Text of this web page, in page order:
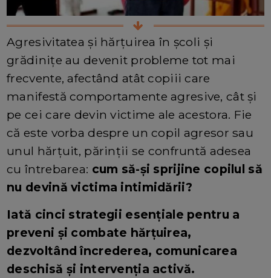
Agresivitatea și hărțuirea în școli și
grădinițe au devenit probleme tot mai
frecvente, afectând atât copiii care
manifestă comportamente agresive, cât și
pe cei care devin victime ale acestora. Fie
că este vorba despre un copil agresor sau
unul hărțuit, părinții se confruntă adesea
cu întrebarea: cum să-și sprijine copilul să
nu devină victima intimidării?
Iată cinci strategii esențiale pentru a
preveni și combate hărțuirea,
dezvoltând încrederea, comunicarea
deschisă și intervenția activă.